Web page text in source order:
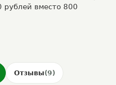
Отзывы(9)